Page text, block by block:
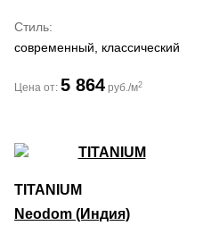
Стиль
современный, классический
Цена от: 5 864 руб./м2
TITANIUM
Neodom (Индия)